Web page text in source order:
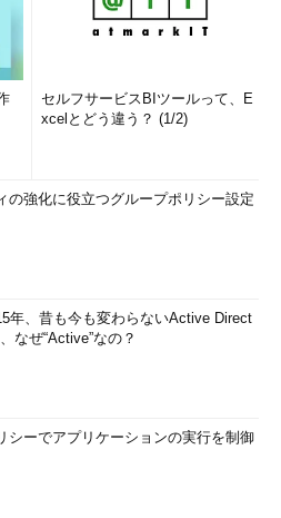
セルフサービスBIツールって、E
xcelとどう違う？ (1/2)
の強化に役立つグループポリシー設定
年、昔も今も変わらないActive Direct
ぜ“Active”なの？
シーでアプリケーションの実行を制御